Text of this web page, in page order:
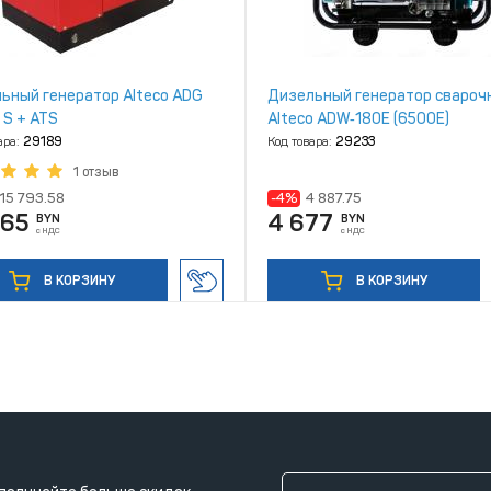
генератор Alteco ADG
+ ATS
29189
1 отзыв
15 793.58
BYN
с НДС
В КОРЗИНУ
Дизельный генератор
Alteco ADW‑180E (6500Е)
Код товара: 29233
-4% 4 887.75
4 677 BYN
с НДС
В КОРЗИНУ